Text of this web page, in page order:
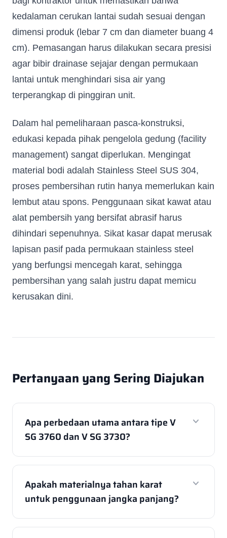
kedalaman cerukan lantai sudah sesuai dengan
dimensi produk (lebar 7 cm dan diameter buang 4
cm). Pemasangan harus dilakukan secara presisi
agar bibir drainase sejajar dengan permukaan
lantai untuk menghindari sisa air yang
terperangkap di pinggiran unit.
Dalam hal pemeliharaan pasca-konstruksi,
edukasi kepada pihak pengelola gedung (facility
management) sangat diperlukan. Mengingat
material bodi adalah Stainless Steel SUS 304,
proses pembersihan rutin hanya memerlukan kain
lembut atau spons. Penggunaan sikat kawat atau
alat pembersih yang bersifat abrasif harus
dihindari sepenuhnya. Sikat kasar dapat merusak
lapisan pasif pada permukaan stainless steel
yang berfungsi mencegah karat, sehingga
pembersihan yang salah justru dapat memicu
kerusakan dini.
Pertanyaan yang Sering Diajukan
Apa perbedaan utama antara tipe V
SG 3760 dan V SG 3730?
expand_more
Apakah materialnya tahan karat
untuk penggunaan jangka panjang?
expand_more